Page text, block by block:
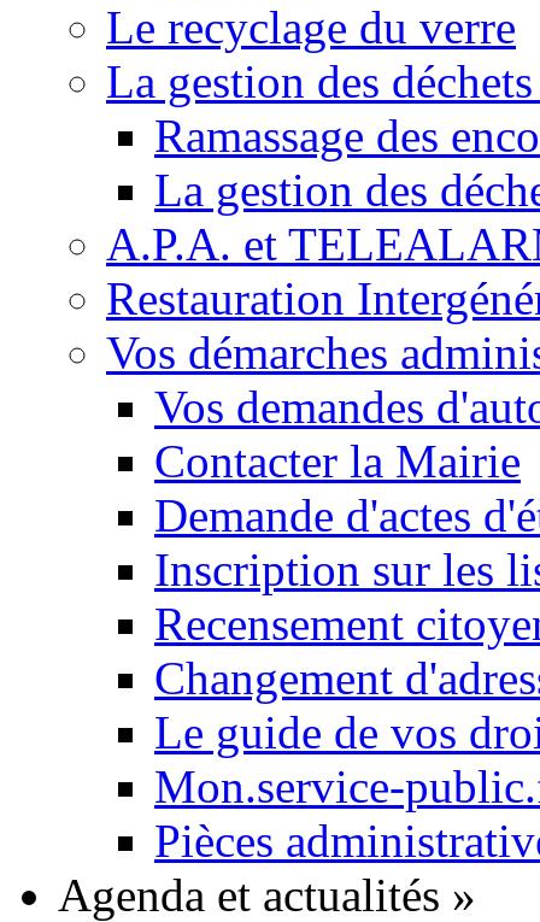
Le recyclage du verre
La gestion des
Ramassage des
La gestion des
A.P.A. et
Restauration
Vos démarches
Vos demandes
Contacter la Mairie
Demande d'actes
Inscription sur les
Recensement
Changement
Le guide de vos
Mon.service-
Pièces
Agenda et actualités »